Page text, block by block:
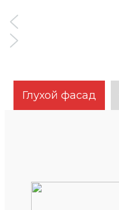
Глухой фасад